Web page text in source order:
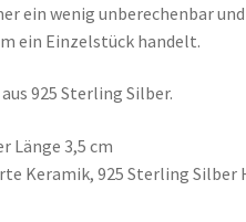
ein wenig unberechenbar
ein Einzelstück handelt.
925 Sterling Silber.
Länge 3,5 cm
Keramik, 925 Sterling Silber